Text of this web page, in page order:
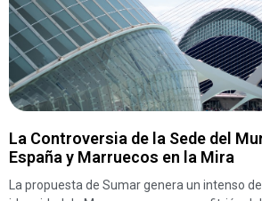
La Controversia de la Sede del
España y Marruecos en la Mira
La propuesta de Sumar genera un intenso